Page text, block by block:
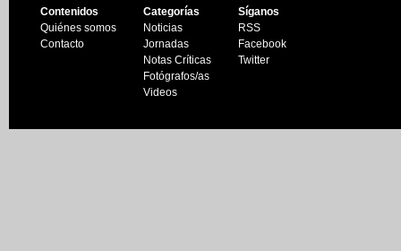
Contenidos
Quiénes somos
Contacto
Categorías
Noticias
Jornadas
Notas Críticas
Fotógrafos/as
Videos
Síganos
RSS
Facebook
Twitter